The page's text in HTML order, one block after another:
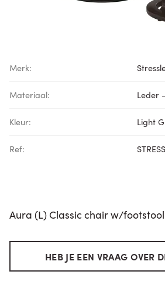
Merk:
Materiaal: Leder
Kleur: Light
Ref:
Aura (L) Classic chair w/footstool
HEB JE EEN VRAAG OVER